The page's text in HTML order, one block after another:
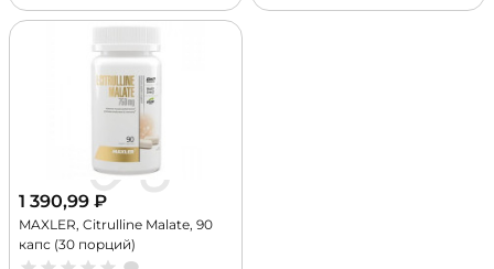
1 390,99 ₽
MAXLER, Citrulline Malate, 90
капс (30 порций)